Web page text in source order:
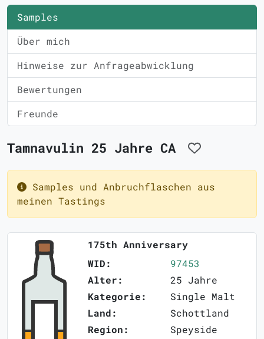
Samples
Über mich
Hinweise zur Anfrageabwicklung
Bewertungen
Freunde
Tamnavulin 25 Jahre CA
Samples und Anbruchflaschen aus
meinen Tastings
175th Anniversary
WID:
97453
Alter:
25 Jahre
Kategorie:
Single Malt
Land:
Schottland
Region:
Speyside